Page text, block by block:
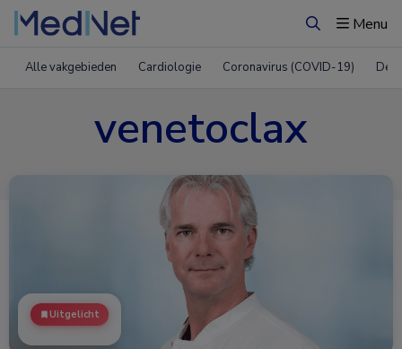
ZoekenMenu
Alle vakgebieden Cardiologie Coronavirus (COVID-19)
venetoclax
Uitgelicht